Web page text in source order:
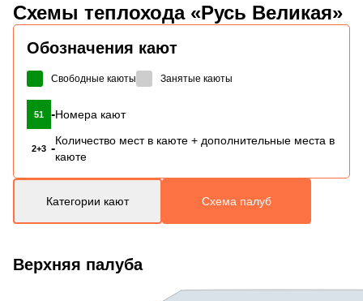
Схемы теплохода «Русь Великая»
Обозначения кают
Свободные каюты Занятые каюты
51 -Номера кают
2+3 -
Количество мест в каюте + дополнительные места в
каюте
Категории кают Схема палуб
Верхняя палуба